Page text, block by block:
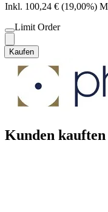
Inkl. 100,24 € (19,00%)
Limit Order
Kaufen
Kunden kauften